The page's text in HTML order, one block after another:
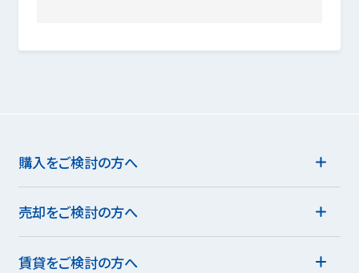
購入をご検討の方へ
売却をご検討の方へ
賃貸をご検討の方へ